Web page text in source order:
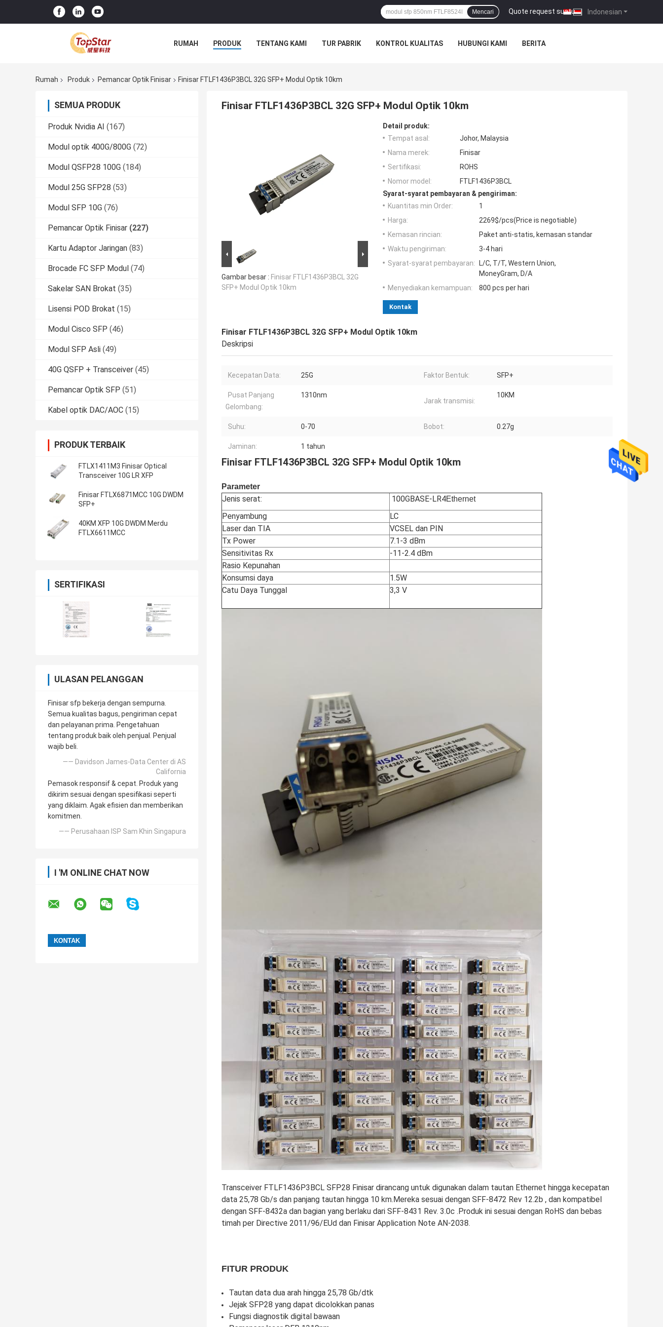
Indonesian
Quote request suatu |
Mencari
RUMAH PRODUK TENTANG KAMI TUR PABRIK KONTROL KUALITAS HUBUNGI KAMI BERITA
Rumah Produk Pemancar Optik Finisar Finisar FTLF1436P3BCL 32G SFP+ Modul Optik 10km
SEMUA PRODUK
Produk Nvidia AI (167)
Modul optik 400G/800G (72)
Modul QSFP28 100G (184)
Modul 25G SFP28 (53)
Modul SFP 10G (76)
Pemancar Optik Finisar (227)
Kartu Adaptor Jaringan (83)
Brocade FC SFP Modul (74)
Sakelar SAN Brokat (35)
Lisensi POD Brokat (15)
Modul Cisco SFP (46)
Modul SFP Asli (49)
40G QSFP + Transceiver (45)
Pemancar Optik SFP (51)
Kabel optik DAC/AOC (15)
PRODUK TERBAIK
FTLX1411M3 Finisar Optical
Transceiver 10G LR XFP
Finisar FTLX6871MCC 10G DWDM
SFP+
40KM XFP 10G DWDM Merdu
FTLX6611MCC
SERTIFIKASI
ULASAN PELANGGAN
Finisar sfp bekerja dengan sempurna.
Semua kualitas bagus, pengiriman cepat
dan pelayanan prima. Pengetahuan
tentang produk baik oleh penjual. Penjual
wajib beli.
—— Davidson James-Data Center di AS
California
Pemasok responsif & cepat. Produk yang
dikirim sesuai dengan spesifikasi seperti
yang diklaim. Agak efisien dan memberikan
komitmen.
—— Perusahaan ISP Sam Khin Singapura
I 'M ONLINE CHAT NOW
Finisar FTLF1436P3BCL 32G SFP+ Modul Optik 10km
Gambar besar : Finisar FTLF1436P3BCL 32G
SFP+ Modul Optik 10km
Detail produk:
Tempat asal:
Johor, Malaysia
Nama merek:
Finisar
Sertifikasi:
ROHS
Nomor model:
FTLF1436P3BCL
Syarat-syarat pembayaran & pengiriman:
Kuantitas min Order:
1
Harga:
2269$/pcs(Price is negotiable)
Kemasan rincian:
Paket anti-statis, kemasan standar
Waktu pengiriman:
3-4 hari
Syarat-syarat pembayaran:
L/C, T/T, Western Union,
MoneyGram, D/A
Menyediakan kemampuan:
800 pcs per hari
Kontak
Finisar FTLF1436P3BCL 32G SFP+ Modul Optik 10km
Deskripsi
Kecepatan Data: 25G Faktor Bentuk: SFP+
Pusat Panjang
Gelombang:
1310nm
Jarak transmisi:
10KM
Suhu: 0-70 Bobot: 0.27g
Jaminan: 1 tahun
Finisar FTLF1436P3BCL 32G SFP+ Modul Optik 10km
Parameter
Jenis serat: 100GBASE-LR4Ethernet
Penyambung
LC
Laser dan TIA
VCSEL dan PIN
Tx Power
7.1-3 dBm
Sensitivitas Rx
-11-2.4 dBm
Rasio Kepunahan
Konsumsi daya
1.5W
Catu Daya Tunggal
3,3 V
Transceiver FTLF1436P3BCL SFP28 Finisar dirancang untuk digunakan dalam tautan Ethernet hingga kecepatan
data 25,78 Gb/s dan panjang tautan hingga 10 km.Mereka sesuai dengan SFF-8472 Rev 12.2b , dan kompatibel
dengan SFF-8432a dan bagian yang berlaku dari SFF-8431 Rev. 3.0c .Produk ini sesuai dengan RoHS dan bebas
timah per Directive 2011/96/EUd dan Finisar Application Note AN-2038.
FITUR PRODUK
Tautan data dua arah hingga 25,78 Gb/dtk
Jejak SFP28 yang dapat dicolokkan panas
Fungsi diagnostik digital bawaan